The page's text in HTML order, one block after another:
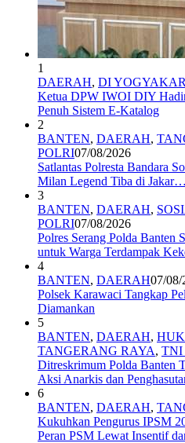
1
DAERAH, DI
Ketua DPW IWOI DIY
Penuh Sistem E-Katalog
2
BANTEN, DAERAH,
POLRI07/08/2026
Satlantas Polresta Bandara
Milan Legend Tiba di Jakar…
3
BANTEN, DAERAH,
POLRI07/08/2026
Polres Serang Polda Banten
untuk Warga Terdampak
4
BANTEN, DAERAH07/08/
Polsek Karawaci Tangkap
Diamankan
5
BANTEN, DAERAH,
TANGERANG RAYA, TNI
Ditreskrimum Polda Banten
Aksi Anarkis dan
6
BANTEN, DAERAH,
Kukuhkan Pengurus IPSM
Peran PSM Lewat Insentif